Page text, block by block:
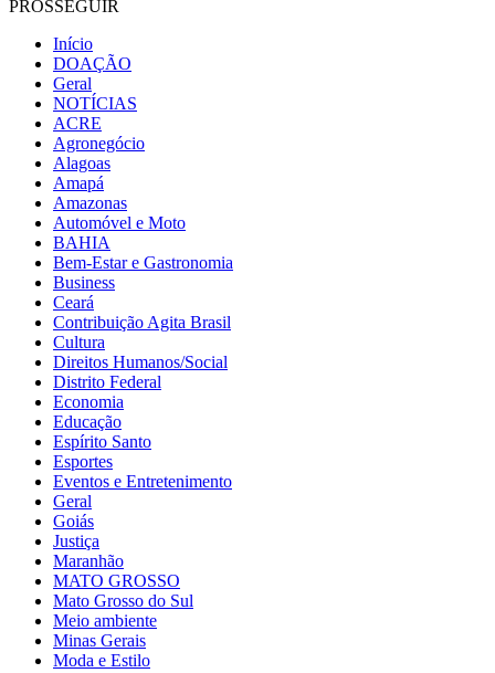
PROSSEGUIR
Início
DOAÇÃO
Geral
NOTÍCIAS
ACRE
Agronegócio
Alagoas
Amapá
Amazonas
Automóvel e Moto
BAHIA
Bem-Estar e Gastronomia
Business
Ceará
Contribuição Agita Brasil
Cultura
Direitos Humanos/Social
Distrito Federal
Economia
Educação
Espírito Santo
Esportes
Eventos e Entretenimento
Geral
Goiás
Justiça
Maranhão
MATO GROSSO
Mato Grosso do Sul
Meio ambiente
Minas Gerais
Moda e Estilo